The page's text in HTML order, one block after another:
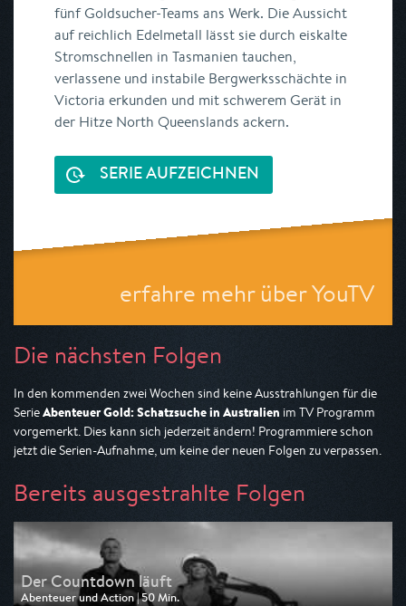
fünf Goldsucher-Teams ans Werk. Die Aussicht
auf reichlich Edelmetall lässt sie durch eiskalte
Stromschnellen in Tasmanien tauchen,
verlassene und instabile Bergwerksschächte in
Victoria erkunden und mit schwerem Gerät in
der Hitze North Queenslands ackern.
SERIE AUFZEICHNEN
erfahre mehr über YouTV
Die nächsten Folgen
In den kommenden zwei Wochen sind keine Ausstrahlungen für die
SerieAbenteuer Gold: Schatzsuche in Australien im TV Programm
vorgemerkt. Dies kann sich jederzeit ändern! Programmiere schon
jetzt die Serien-Aufnahme, um keine der neuen Folgen zu verpassen.
Bereits ausgestrahlte Folgen
Der Countdown läuft
Abenteuer und Action | 50 Min.